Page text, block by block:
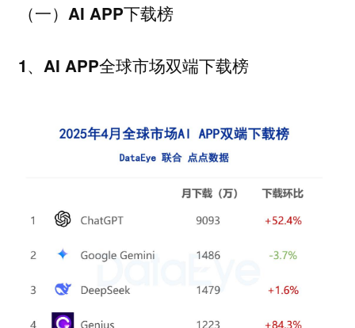
（一）AI APP下载榜
1、AI APP全球市场双端下载榜